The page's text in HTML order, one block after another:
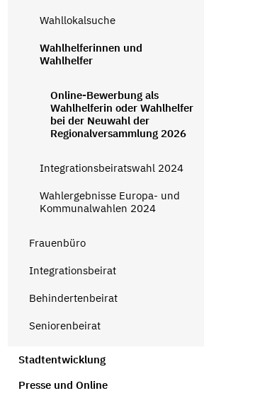
Wahllokalsuche
Wahlhelferinnen und
Wahlhelfer
Online-Bewerbung als
Wahlhelferin oder Wahlhelfer
bei der Neuwahl der
Regionalversammlung 2026
Integrationsbeiratswahl 2024
Wahlergebnisse Europa- und
Kommunalwahlen 2024
Frauenbüro
Integrationsbeirat
Behindertenbeirat
Seniorenbeirat
Stadtentwicklung
Presse und Online